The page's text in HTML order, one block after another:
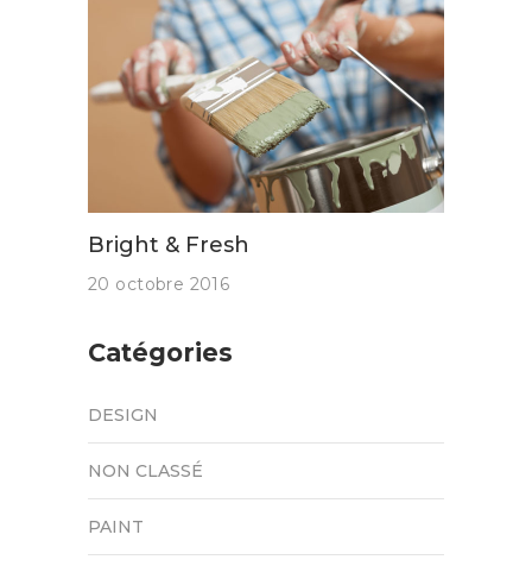
Bright & Fresh
20 octobre 2016
Catégories
DESIGN
NON CLASSÉ
PAINT